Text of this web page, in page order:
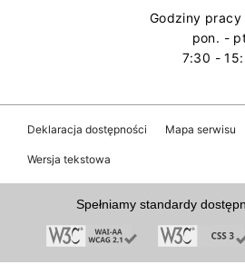
Godziny pracy
pon. -
7:30 -
Deklaracja dostępności Mapa serwisu
Wersja tekstowa
Spełniamy standardy